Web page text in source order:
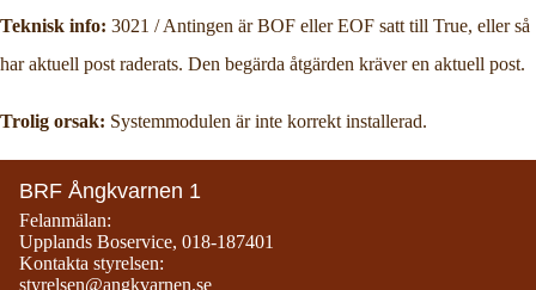
Teknisk info: 3021 / Antingen är BOF eller EOF satt till True, eller så
har aktuell post raderats. Den begärda åtgärden kräver en aktuell post.
Trolig orsak: Systemmodulen är inte korrekt installerad.
BRF Ångkvarnen 1
Felanmälan:
Upplands Boservice, 018-187401
Kontakta styrelsen:
styrelsen@angkvarnen.se